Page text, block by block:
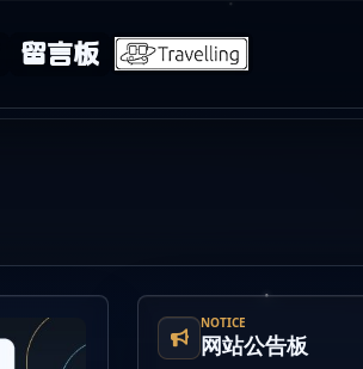
留言板
NOTICE
网站公告板